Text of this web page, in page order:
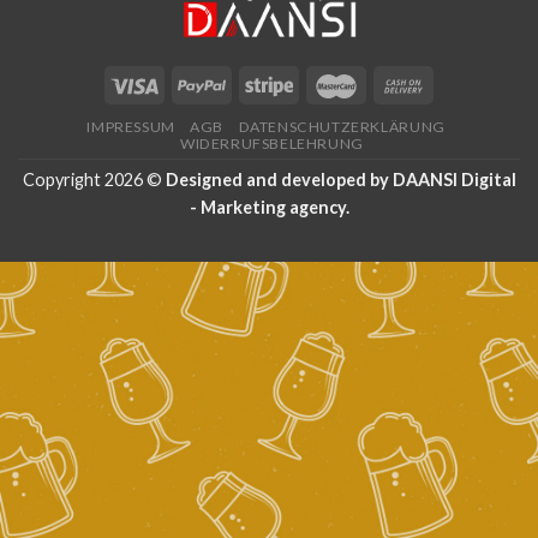
IMPRESSUM AGB
DATENSCHUTZERKLÄRUNG
WIDERRUFSBELEHRUNG
Copyright 2026 © Designed and developed by DAANSI Digital
- Marketing agency.